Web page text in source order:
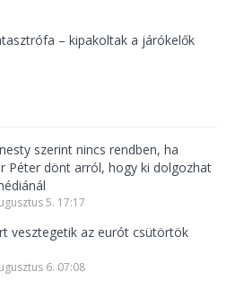
– kipakoltak a járókelők
szerint nincs rendben, ha
Péter dönt arról, hogy ki dolgozhat
5. 17:17
vesztegetik az eurót csütörtök
6. 07:08